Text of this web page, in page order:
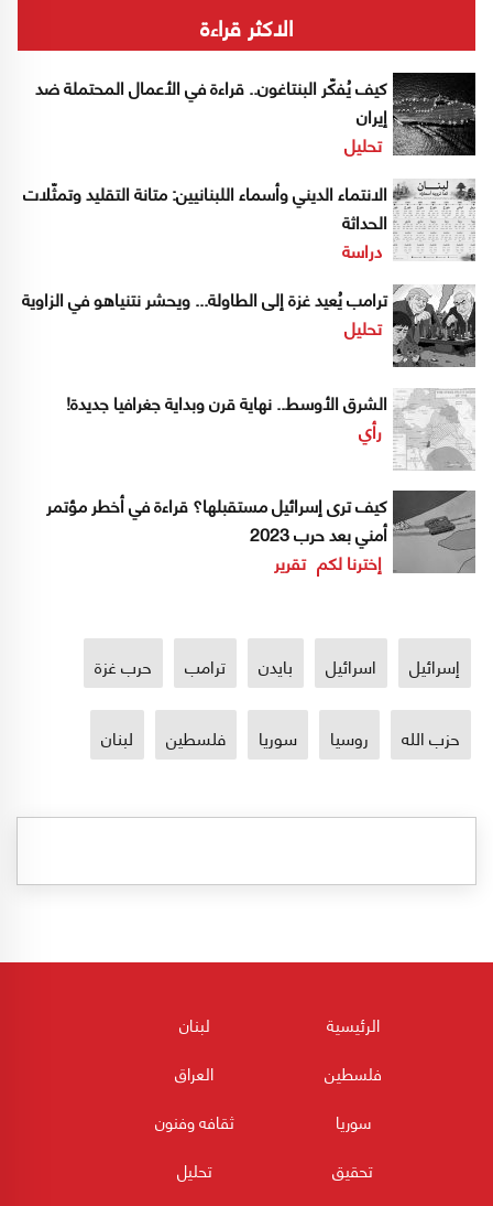
الاكثر قراءة
كيف يُفكّر البنتاغون.. قراءة في الأعمال المحتملة ضد
إيران
تحليل
الانتماء الديني وأسماء اللبنانيين: متانة التقليد وتمثّلات
الحداثة
دراسة
ترامب يُعيد غزة إلى الطاولة... ويحشر نتنياهو في الزاوية
تحليل
الشرق الأوسط.. نهاية قرن وبداية جغرافيا جديدة!
رأي
كيف ترى إسرائيل مستقبلها؟ قراءة في أخطر مؤتمر
أمني بعد حرب 2023
إخترنا لكم تقرير
إسرائيل اسرائيل بايدن ترامب حرب غزة
حزب الله روسيا سوريا فلسطين لبنان
الرئيسية
لبنان
فلسطين
العراق
سوريا
ثقافه وفنون
تحقيق
تحليل